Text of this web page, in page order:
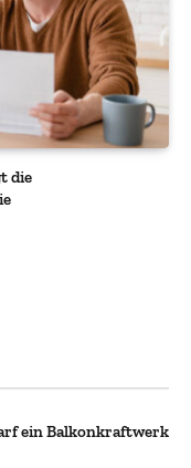
die
ein Balkonkraftwerk